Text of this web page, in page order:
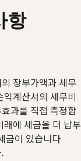
항
장부가액과 세무
계산서의 세무비
과를 직접 측정합
에 세금을 더 납부
금이 있습니다